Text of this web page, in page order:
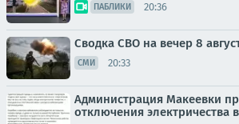
ПАБЛИКИ 20:36
Сводка СВО на вечер 8
СМИ 20:33
Администрация Макеевки
отключения электричества